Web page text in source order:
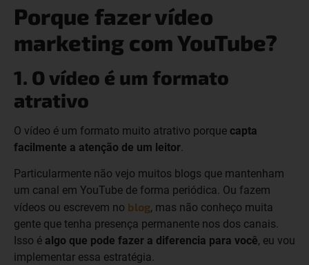
Porque fazer vídeo
marketing com YouTube?
1. O vídeo é um formato
atrativo
O vídeo é um formato muito atrativo porque capta
facilmente a atenção de um leitor.
Particularmente não vejo muitos blogs que mantenham
um canal em YouTube de forma periódica. Ou fazem
vídeos ou escrevem no blog, mas não conheço muita
gente que tenha presença permanente nos dos canais.
Isso é algo que pode fazer a diferencia para você, eu vou
implementar essa estratégia.